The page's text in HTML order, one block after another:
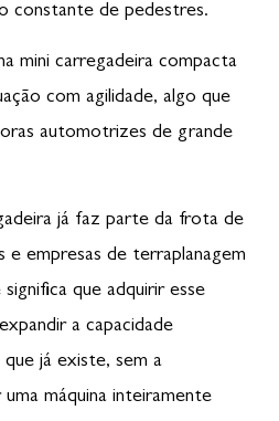
constante de pedestres.
mini carregadeira compacta
com agilidade, algo que
automotrizes de grande
já faz parte da frota de
empresas de terraplanagem
que adquirir esse
a capacidade
já existe, sem a
máquina inteiramente